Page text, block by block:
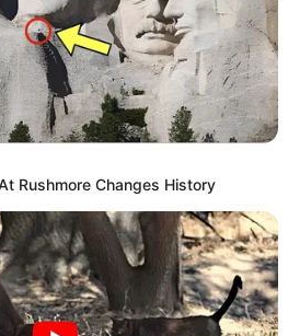
Rushmore Changes History